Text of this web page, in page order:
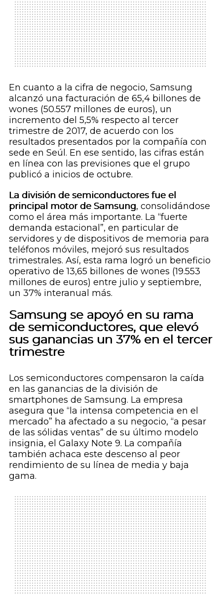
En cuanto a la cifra de negocio, Samsung
alcanzó una facturación de 65,4 billones de
wones (50.557 millones de euros), un
incremento del 5,5% respecto al tercer
trimestre de 2017, de acuerdo con los
resultados presentados por la compañía con
sede en Seúl. En ese sentido, las cifras están
en línea con las previsiones que el grupo
publicó a inicios de octubre.
La división de semiconductores fue el
principal motor de Samsung, consolidándose
como el área más importante. La “fuerte
demanda estacional”, en particular de
servidores y de dispositivos de memoria para
teléfonos móviles, mejoró sus resultados
trimestrales. Así, esta rama logró un beneficio
operativo de 13,65 billones de wones (19.553
millones de euros) entre julio y septiembre,
un 37% interanual más.
Samsung se apoyó en su rama
de semiconductores, que elevó
sus ganancias un 37% en el tercer
trimestre
Los semiconductores compensaron la caída
en las ganancias de la división de
smartphones de Samsung. La empresa
asegura que “la intensa competencia en el
mercado” ha afectado a su negocio, “a pesar
de las sólidas ventas” de su último modelo
insignia, el Galaxy Note 9. La compañía
también achaca este descenso al peor
rendimiento de su línea de media y baja
gama.